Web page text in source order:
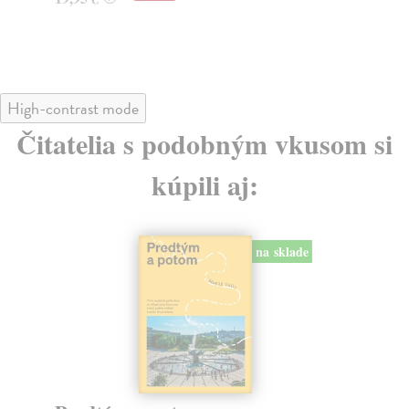
High-contrast mode
Čitatelia s podobným vkusom si
kúpili aj: